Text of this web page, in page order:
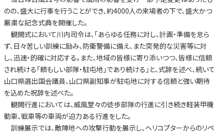
のの、盛大に行事を行うことができ、約4000人の来場者の下で、盛大かつ
厳粛な記念式典を開催した。
観閲式において川内司令は、「あらゆる任務に対し、計画・準備を怠ら
ず、日々苦しい訓練に励み、防衛警備に備え、また突発的な災害等に対
し、迅速・的確に対応する。また、地域の皆様に寄り添いつつ、皆様に信頼
され続ける「頼もしい部隊・駐屯地」であり続ける」と、式辞を述べ、続いて
山口県選出国会議員、山口県副知事が駐屯地に対する信頼と強い期待
を込めた祝辞を述べた。
観閲行進においては、威風堂々の徒歩部隊の行進に引き続き軽装甲機
動車、戦車等の車両が迫力ある行進をした。
訓練展示では、敵陣地への攻撃行動を展示し、ヘリコプターからのリペ